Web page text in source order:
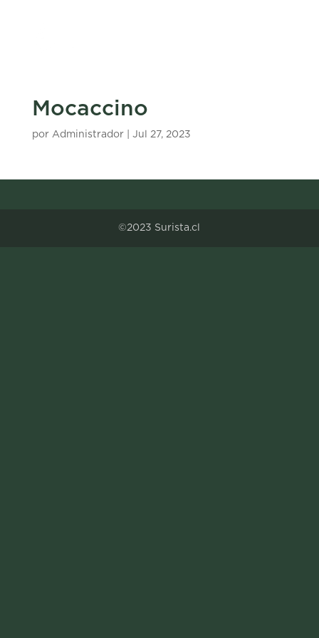
Mocaccino
por Administrador| Jul 27, 2023
©2023 Surista.cl